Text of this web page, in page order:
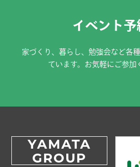
イベント予
家づくり、暮らし、勉強会など各
ています。お気軽にご参加
YAMATA
GROUP